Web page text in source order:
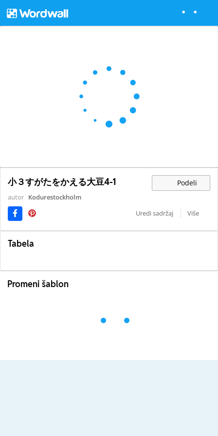
小３すがたをかえる大豆4-1 Podeli
autor Kodurestockholm
Uredi sadržaj
Više
Tabela
Promeni šablon